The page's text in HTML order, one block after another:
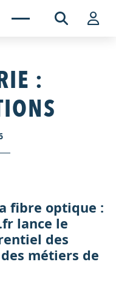
:
fibre optique :
lance le
des
métiers de